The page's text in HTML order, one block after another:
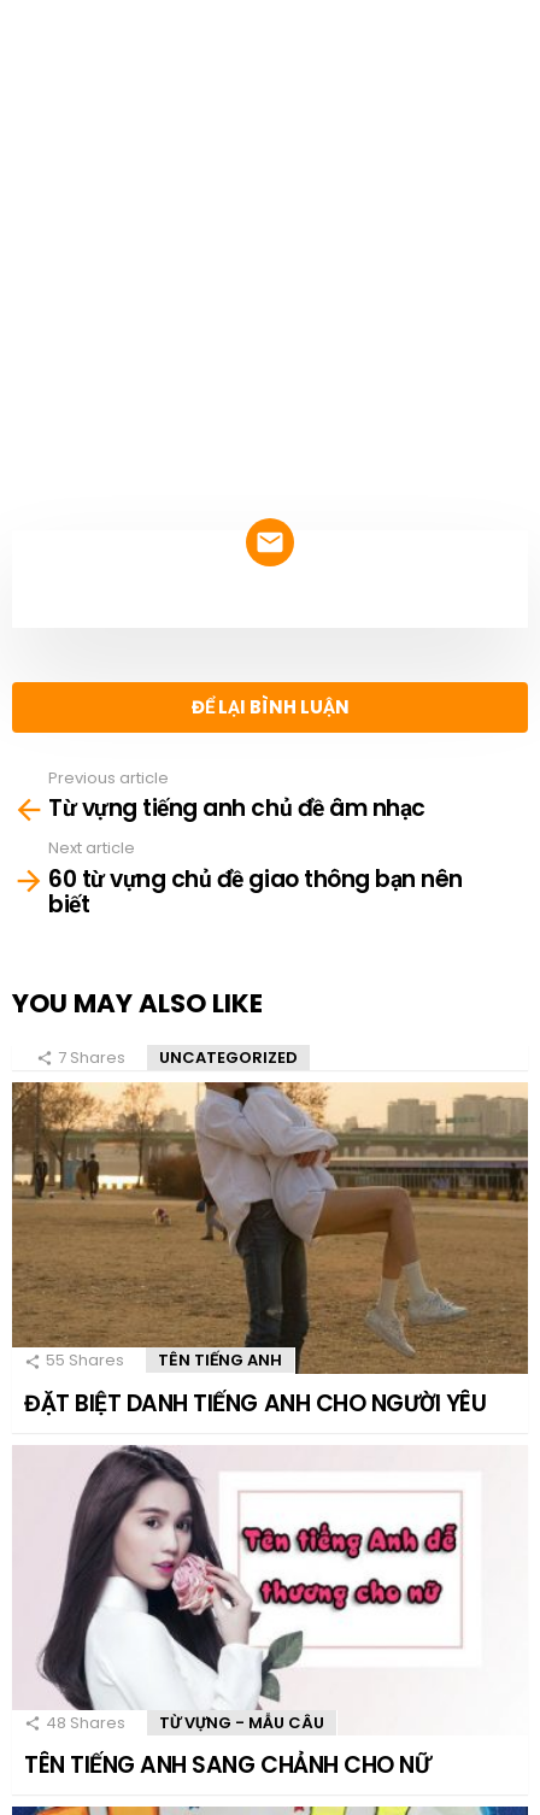
ĐỂ LẠI BÌNH LUẬN
more
Previous article
Từ vựng tiếng anh chủ đề âm nhạc
Next article
60 từ vựng chủ đề giao thông bạn nên
biết
YOU MAY ALSO LIKE
7 Shares UNCATEGORIZED
55 Shares TÊN TIẾNG ANH
ĐẶT BIỆT DANH TIẾNG ANH CHO NGƯỜI YÊU
48 Shares TỪ VỰNG - MẪU CÂU
TÊN TIẾNG ANH SANG CHẢNH CHO NỮ